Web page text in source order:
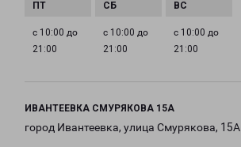
с 10:00 до
21:00
с 10:00 до
21:00
с 10:00 до
21:00
ИВАНТЕЕВКА СМУРЯКОВА 15А
город Ивантеевка, улица Смурякова, 15А